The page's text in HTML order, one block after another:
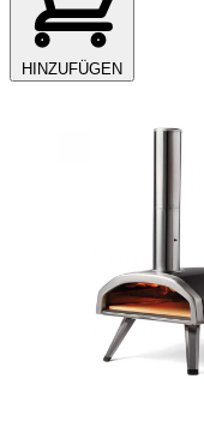
HINZUFÜGEN